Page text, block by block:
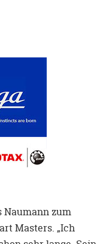
Naumann zum
Masters. „Ich